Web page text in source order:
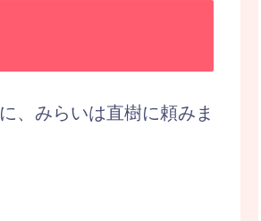
に、みらいは直樹に頼みま